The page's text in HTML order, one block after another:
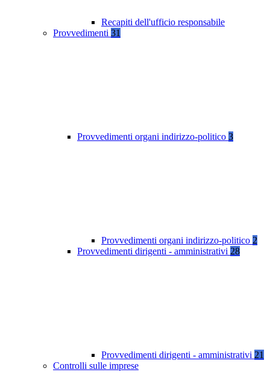
Recapiti dell'ufficio responsabile
Provvedimenti 31
Provvedimenti organi indirizzo-politico 3
Provvedimenti organi indirizzo-politico 2
Provvedimenti dirigenti - amministrativi 28
Provvedimenti dirigenti - amministrativi 21
Controlli sulle imprese